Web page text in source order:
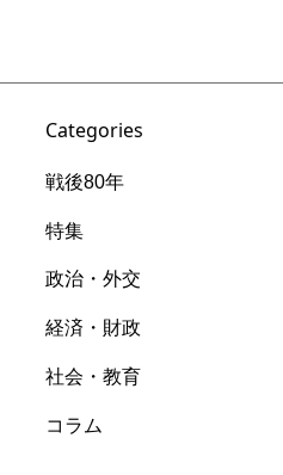
Categories
戦後80年
特集
政治・外交
経済・財政
社会・教育
コラム